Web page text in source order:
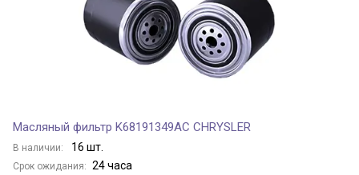
Масляный фильтр K68191349AC CHRYSLER
В наличии: 16 шт.
Срок ожидания: 24 часа